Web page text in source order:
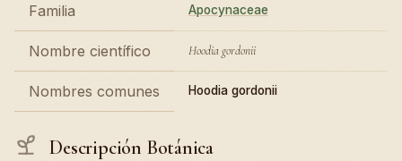
Familia Apocynaceae
Nombre científico Hoodia gordonii
Nombres comunes Hoodia gordonii
Descripción Botánica